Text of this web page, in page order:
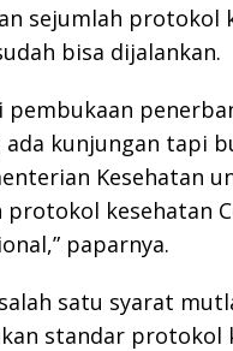
sejumlah protokol
bisa dijalankan.
pembukaan
ada kunjungan tapi
Kesehatan
protokol kesehatan
paparnya.
satu syarat
standar protokol